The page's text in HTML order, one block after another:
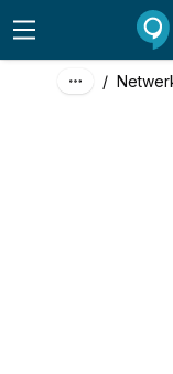
/